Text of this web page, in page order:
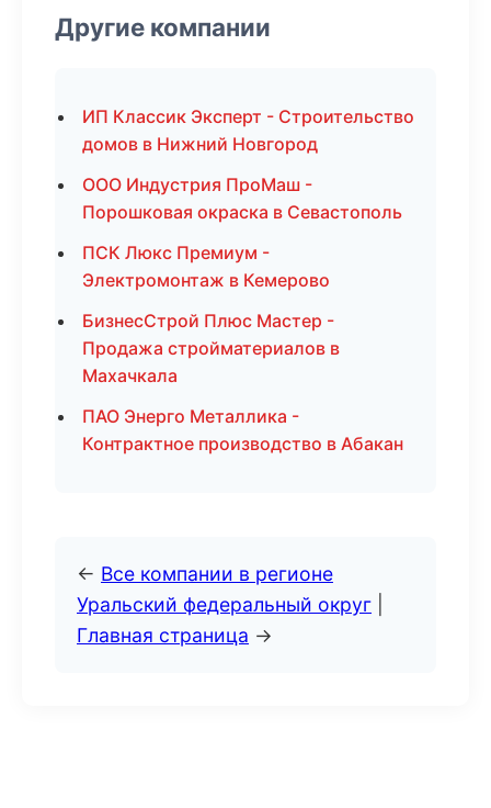
Другие компании
ИП Классик Эксперт - Строительство
домов в Нижний Новгород
ООО Индустрия ПроМаш -
Порошковая окраска в Севастополь
ПСК Люкс Премиум -
Электромонтаж в Кемерово
БизнесСтрой Плюс Мастер -
Продажа стройматериалов в
Махачкала
ПАО Энерго Металлика -
Контрактное производство в Абакан
← Все компании в регионе
Уральский федеральный округ
Главная страница →